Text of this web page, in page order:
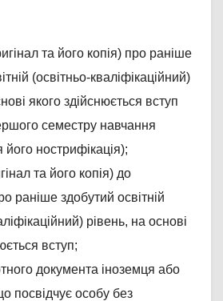
та його копія) про раніше
(освітньо-кваліфікаційний)
якого здійснюється вступ
семестру навчання
його нострифікація);
та його копія) до
раніше здобутий освітній
рівень, на основі
вступ;
документа іноземця або
посвідчує особу без